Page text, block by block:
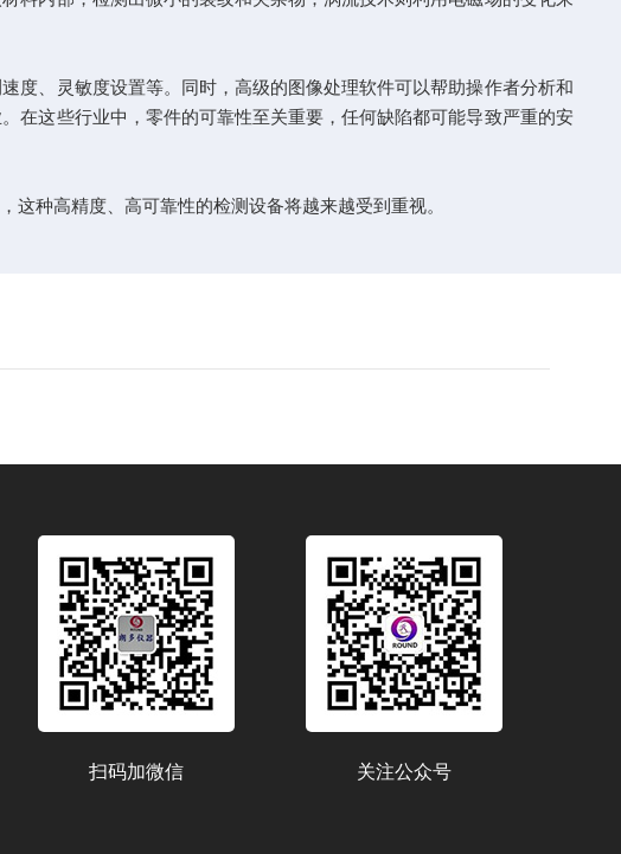
、灵敏度设置等。同时，高级的图像处理软件可以帮助操作者分析和
在这些行业中，零件的可靠性至关重要，任何缺陷都可能导致严重的安
种高精度、高可靠性的检测设备将越来越受到重视。
关注公众号
扫码加微信